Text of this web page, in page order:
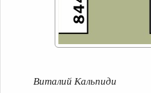
Виталий Кальпиди